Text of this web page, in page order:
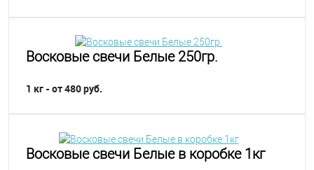
Восковые свечи Белые 250гр.
1 кг - от 480 руб.
Восковые свечи Белые в коробке 1кг